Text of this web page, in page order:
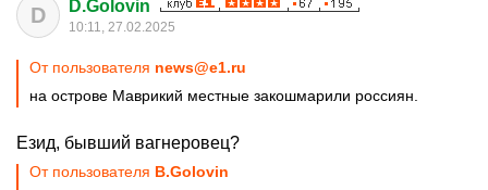
D D.Golovin
10:11, 27.02.2025
От пользователя news@e1.ru
на острове Маврикий местные закошмарили россиян.
Езид, бывший вагнеровец?
От пользователя B.Golovin